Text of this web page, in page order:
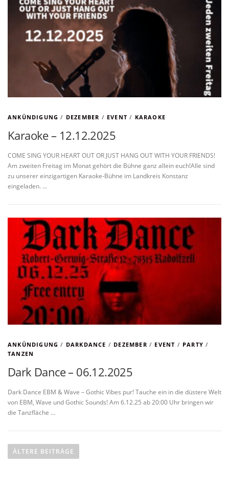
ANKÜNDIGUNG / DEZEMBER / EVENT / KARAOKE
Karaoke – 12.12.2025
COME SING YOUR HEART OUT OR JUST HANG OUT WITH YOUR FRIENDS!
Am zweiten Freitag im Monat gehört die Bühne ganz allein euch!Alle sind
zu unserer einzigartigen Karaoke-Bühne im Landkreis Konstanz
eingeladen. …
ANKÜNDIGUNG / DARKDANCE / DEZEMBER / EVENT / PARTY /
TANZEN
Dark Dance – 06.12.2025
Dark Dance EBM & Wave – Gothic Vibes pur! Tauche ein in die düstere Welt
von EBM, Wave und Gothic Sounds! Am 6.12.25 ab 20:00 Uhr bringen wir
die Tanzfläche …
eÄLTERE BEITRÄGE